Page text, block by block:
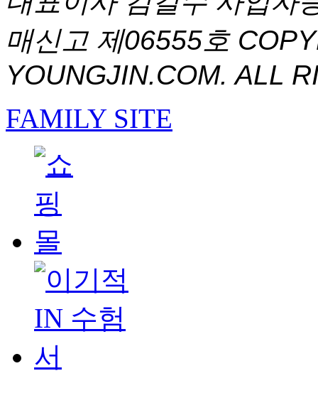
매신고 제06555호
YOUNGJIN.COM. ALL
FAMILY SITE